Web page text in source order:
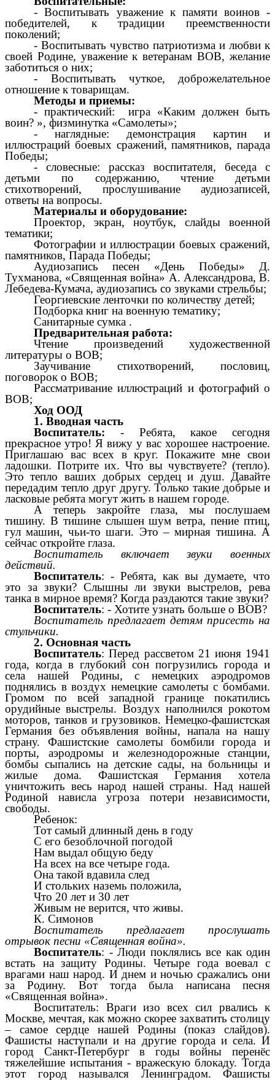
- Воспитывать уважение к памяти воинов -
победителей, к традиции преемственности
поколений;
- Воспитывать чувство патриотизма и любви к
своей Родине, уважение к ветеранам ВОВ, желание
заботиться о них;
- Воспитывать чуткое, доброжелательное
отношение к товарищам.
Методы и приемы:
- практический: игра «Каким должен быть
воин? », физминутка «Самолеты»;
- наглядные: демонстрация картин и
иллюстраций боевых сражений, памятников, парада
Победы;
- словесные: рассказ воспитателя, беседа с
детьми по содержанию, чтение детьми
стихотворений, прослушивание аудиозаписей,
ответы на вопросы.
Материалы и оборудование:
Проектор, экран, ноутбук, слайды военной
тематики;
Фотографии и иллюстрации боевых сражений,
памятников, Парада Победы;
Аудиозапись песен «День Победы» Д.
Тухманова, «Священная война» А. Александрова, В.
Лебедева-Кумача, аудиозапись со звуками стрельбы;
Георгиевские ленточки по количеству детей;
Подборка книг на военную тематику;
Санитарные сумка .
Предварительная работа:
Чтение произведений художественной
литературы о ВОВ;
Заучивание стихотворений, пословиц,
поговорок о ВОВ;
Рассматривание иллюстраций и фотографий о
ВОВ;
Ход ООД
1. Вводная часть
Воспитатель: - Ребята, какое сегодня
прекрасное утро! Я вижу у вас хорошее настроение.
Приглашаю вас всех в круг. Покажите мне свои
ладошки. Потрите их. Что вы чувствуете? (тепло).
Это тепло ваших добрых сердец и душ. Давайте
передадим тепло друг другу. Только такие добрые и
ласковые ребята могут жить в нашем городе.
А теперь закройте глаза, мы послушаем
тишину. В тишине слышен шум ветра, пение птиц,
гул машин, чьи-то шаги. Это – мирная тишина. А
сейчас откройте глаза.
Воспитатель включает звуки военных
действий.
Воспитатель: - Ребята, как вы думаете, что
это за звуки? Слышны ли звуки выстрелов, рева
танка в мирное время? Когда раздаются такие звуки?
Воспитатель: - Хотите узнать больше о ВОВ?
Воспитатель предлагает детям присесть на
стульчики.
2. Основная часть
Воспитатель: Перед рассветом 21 июня 1941
года, когда в глубокий сон погрузились города и
села нашей Родины, с немецких аэродромов
поднялись в воздух немецкие самолеты с бомбами.
Громом по всей западной границе покатились
орудийные выстрелы. Воздух наполнился рокотом
моторов, танков и грузовиков. Немецко-фашистская
Германия без объявления войны, напала на нашу
страну. Фашистские самолеты бомбили города и
порты, аэродромы и железнодорожные станции,
бомбы сыпались на детские сады, на больницы и
жилые дома. Фашистская Германия хотела
уничтожить весь народ нашей страны. Над нашей
Родиной нависла угроза потери независимости,
свободы.
Ребенок:
Тот самый длинный день в году
С его безоблочной погодой
Нам выдал общую беду
На всех на все четыре года.
Она такой вдавила след
И стольких наземь положила,
Что 20 лет и 30 лет
Живым не верится, что живы.
К. Симонов
Воспитатель предлагает прослушать
отрывок песни «Священная война».
Воспитатель: - Люди поклялись все как один
встать на защиту Родины. Четыре года воевал с
врагами наш народ. И днем и ночью сражались они
за Родину. Вот тогда была написана песня
«Священная война».
Воспитатель: Враги изо всех сил рвались к
Москве, мечтая, как можно скорее захватить столицу
– самое сердце нашей Родины (показ слайдов).
Фашисты наступали и на другие города и села. И
город Санкт-Петербург в годы войны перенёс
тяжелейшие испытания - вражескую блокаду. Тогда
этот город назывался Ленинградом. Фашисты